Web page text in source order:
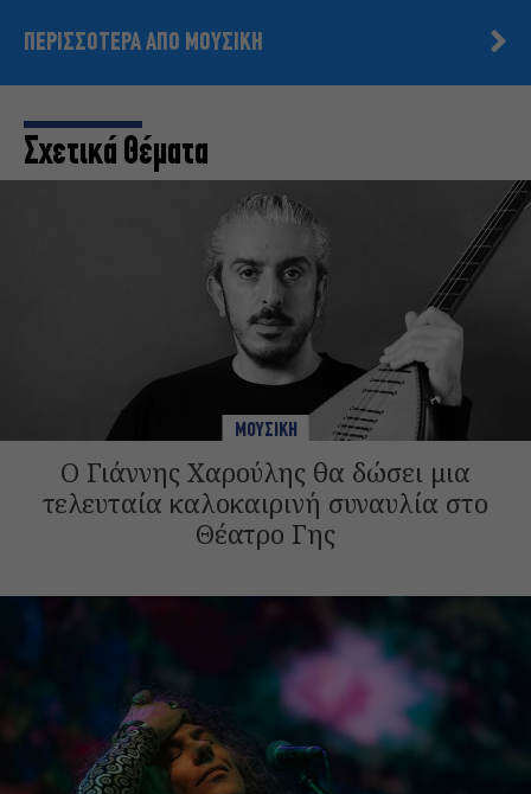
ΠΕΡΙΣΣΟΤΕΡΑ ΑΠΟ ΜΟΥΣΙΚΗ
Σχετικά Θέματα
ΜΟΥΣΙΚΗ
Ο Γιάννης Χαρούλης θα δώσει μια
τελευταία καλοκαιρινή συναυλία στο
Θέατρο Γης